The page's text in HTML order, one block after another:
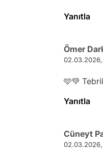
Yanıtla
Ömer
🩵💚
Yanıtla
Cüneyt
02.03.2026,